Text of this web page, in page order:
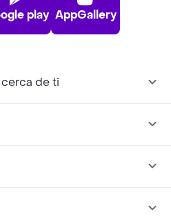
play AppGallery
de ti